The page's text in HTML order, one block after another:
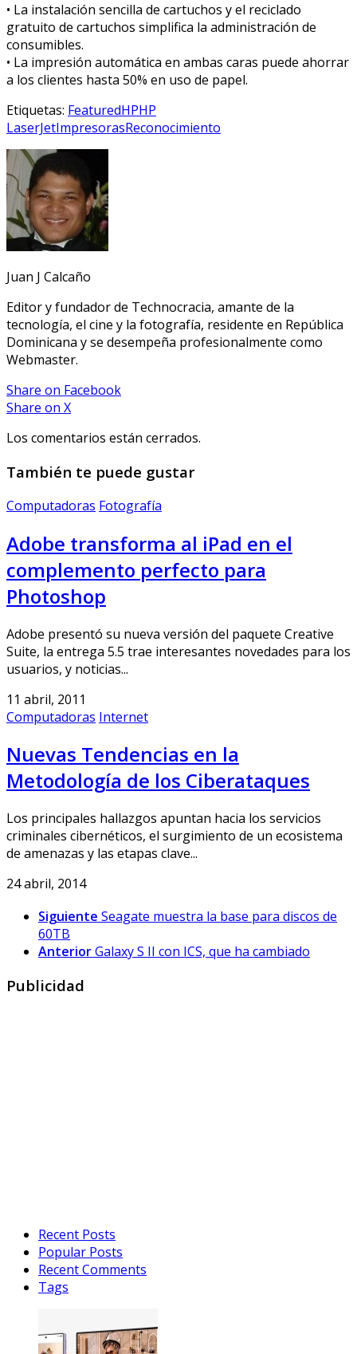
• La instalación sencilla de cartuchos y el reciclado
gratuito de cartuchos simplifica la administración de
consumibles.
• La impresión automática en ambas caras puede ahorrar
a los clientes hasta 50% en uso de papel.
Etiquetas: FeaturedHPHP
LaserJetImpresorasReconocimiento
Juan J Calcaño
Editor y fundador de Technocracia, amante de la
tecnología, el cine y la fotografía, residente en República
Dominicana y se desempeña profesionalmente como
Webmaster.
Share on Facebook
Share on X
Los comentarios están cerrados.
También te puede gustar
Computadoras Fotografía
Adobe transforma al iPad en el
complemento perfecto para
Photoshop
Adobe presentó su nueva versión del paquete Creative
Suite, la entrega 5.5 trae interesantes novedades para los
usuarios, y noticias...
11 abril, 2011
Computadoras Internet
Nuevas Tendencias en la
Metodología de los Ciberataques
Los principales hallazgos apuntan hacia los servicios
criminales cibernéticos, el surgimiento de un ecosistema
de amenazas y las etapas clave...
24 abril, 2014
Siguiente Seagate muestra la base para discos de
60TB
AnteriorGalaxy S II con ICS, que ha cambiado
Publicidad
Recent Posts
Popular Posts
Recent Comments
Tags